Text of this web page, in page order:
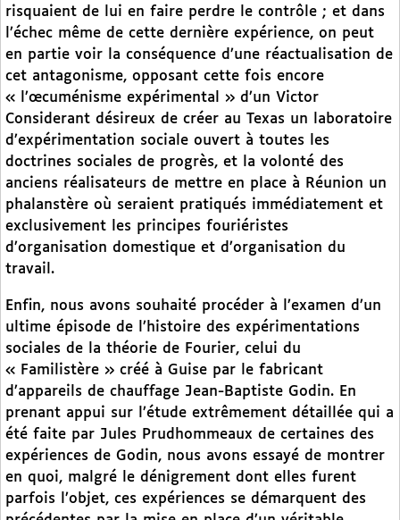
risquaient de lui en faire perdre le contrôle ; et dans
l’échec même de cette dernière expérience, on peut
en partie voir la conséquence d’une réactualisation de
cet antagonisme, opposant cette fois encore
« l’œcuménisme expérimental » d’un Victor
Considerant désireux de créer au Texas un laboratoire
d’expérimentation sociale ouvert à toutes les
doctrines sociales de progrès, et la volonté des
anciens réalisateurs de mettre en place à Réunion un
phalanstère où seraient pratiqués immédiatement et
exclusivement les principes fouriéristes
d’organisation domestique et d’organisation du
travail.
Enfin, nous avons souhaité procéder à l’examen d’un
ultime épisode de l’histoire des expérimentations
sociales de la théorie de Fourier, celui du
« Familistère » créé à Guise par le fabricant
d’appareils de chauffage Jean-Baptiste Godin. En
prenant appui sur l’étude extrêmement détaillée qui a
été faite par Jules Prudhommeaux de certaines des
expériences de Godin, nous avons essayé de montrer
en quoi, malgré le dénigrement dont elles furent
parfois l’objet, ces expériences se démarquent des